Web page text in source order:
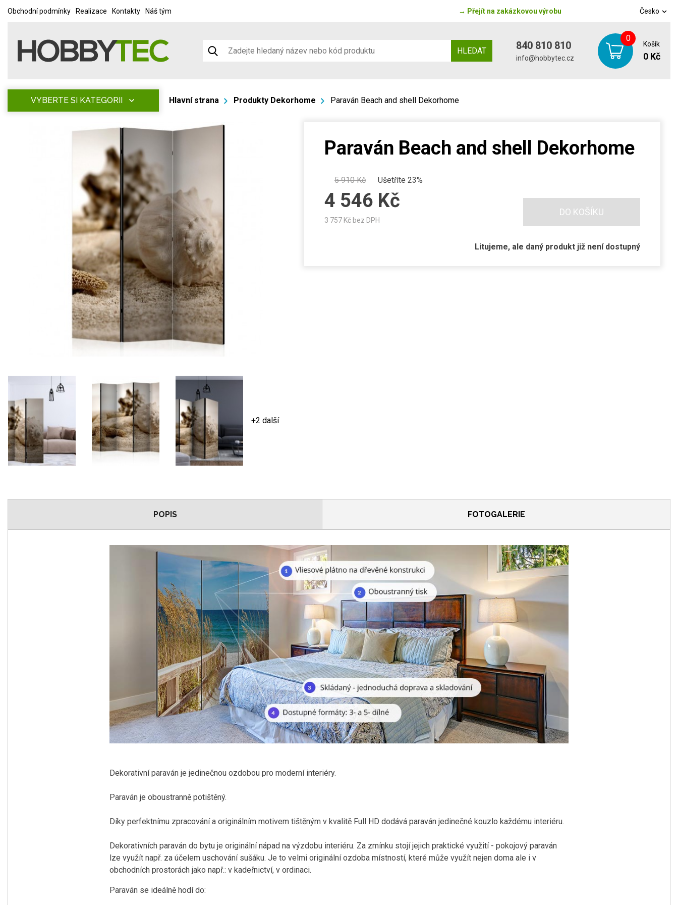
Obchodní podmínky Realizace Kontakty Náš tým → Přejít na zakázkovou výrobu Česko
HLEDAT 840 810 810
info@hobbytec.cz
0
Košík
0 Kč
VYBERTE SI KATEGORII Hlavní strana Produkty Dekorhome Paraván Beach and shell Dekorhome
+2 další
Paraván Beach and shell Dekorhome
5 910Kč Ušetříte 23%
4 546 Kč
3 757 Kč bez DPH
DO KOŠÍKU
Litujeme, ale daný produkt již není dostupný
POPIS FOTOGALERIE
Dekorativní paraván je jedinečnou ozdobou pro moderní interiéry.
Paraván je oboustranně potištěný.
Díky perfektnímu zpracování a originálním motivem tištěným v kvalitě Full HD dodává paraván jedinečné kouzlo každému interiéru.
Dekorativních paraván do bytu je originální nápad na výzdobu interiéru. Za zmínku stojí jejich praktické využití - pokojový paraván
lze využít např. za účelem uschování sušáku. Je to velmi originální ozdoba místností, které může využít nejen doma ale i v
obchodních prostorách jako např.: v kadeřnictví, v ordinaci.
Paraván se ideálně hodí do: